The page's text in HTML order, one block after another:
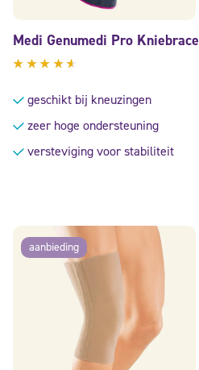
Medi Genumedi Pro Kniebrace
uit 5
geschikt bij kneuzingen
zeer hoge ondersteuning
versteviging voor stabiliteit
aanbieding